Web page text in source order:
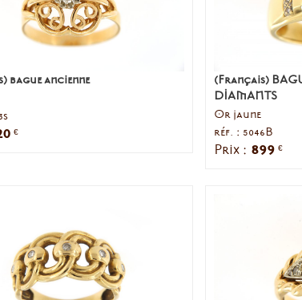
bague ancienne
€
(Français)
DIAMANTS
Or jaune
réf. : 5046B
Prix : 899 €